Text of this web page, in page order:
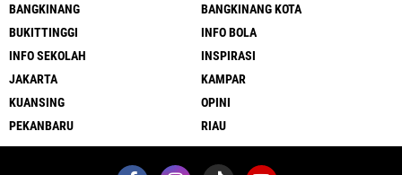
BANGKINANG
BANGKINANG KOTA
BUKITTINGGI
INFO BOLA
INFO SEKOLAH
INSPIRASI
JAKARTA
KAMPAR
KUANSING
OPINI
PEKANBARU
RIAU